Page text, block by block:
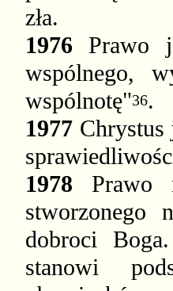
zła.
1976Prawo
wspólnego,
wspólnotę"36.
1977 Chrystus
1978 Prawo
stworzonego
dobroci
stanowi